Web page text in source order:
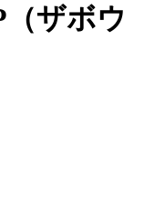
ザボウ